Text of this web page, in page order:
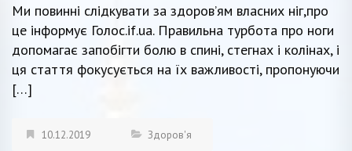
Ми повинні слідкувати за здоров’ям власних ніг,про
це інформує Голос.if.ua. Правильна турбота про ноги
допомагає запобігти болю в спині, стегнах і колінах, і
ця стаття фокусується на їх важливості, пропонуючи
[…]
10.12.2019 Здоров'я